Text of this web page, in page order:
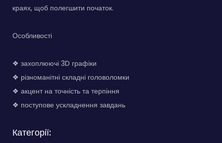
краях, щоб полегшити початок.
Особливості
❖ захоплюючі 3D графіки
❖ різноманітні складні головоломки
❖ акцент на точність та терпіння
❖ поступове ускладнення завдань
Категорії: